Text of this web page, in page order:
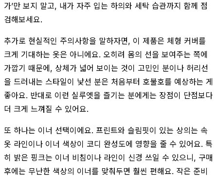
가’만 보지 말고, 내가 자주 입는 하의와 세탁 습관까지 함께 점
검해보세요.
추가로 현실적인 주의사항을 말하자면, 이 제품은 체형 커버를
크게 기대하는 옷은 아니에요. 오히려 몸의 선을 보여주는 쪽에
가깝기 때문에, 상체가 넓어 보이는 것이 고민인 분이나 허리선
을 드러내는 스타일이 낯선 분은 처음부터 호불호를 예상하는 게
좋아요. 반대로 이런 실루엣을 즐기는 분에게는 장점이 단점보다
더 크게 느껴질 수 있어요.
또 하나는 이너 선택이에요. 프린트와 슬림핏이 있는 상의는 속
옷 라인이나 이너 색상이 코디 완성도에 영향을 줄 수 있어요. 특
히 밝은 핑크는 이너 비침이나 라인이 신경 쓰일 수 있으니, 구매
후에는 무난한 색상의 이너를 맞춰두면 훨씬 편해요. 작은 준비